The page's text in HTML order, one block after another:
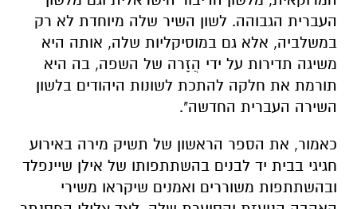
העברית הגבוהה. לשון השיר שלה מיוחדת לא רק
במשלביה, אלא גם במוסיקליות שלה, אותה היא
משיגה תדירות על ידי הֲזָרה של השפה, בה היא
תורמת את חלקה להתכת לשונות היהודים בלשון
השירה העברית החדשה".
כאמור, את הספר הראשון של תשיק מירה באירוע
חגיגי בבית יד לבנים בהשתתפותו של אילן שיינפלד
ובהשתתפות משוררים ואמנים שיקראו משירי